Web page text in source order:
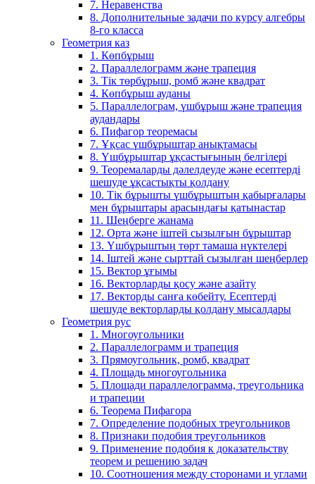
7. Неравенства
8. Дополнительные задачи по курсу алгебры
8-го класса
Геометрия каз
1. Көпбұрыш
2. Параллелограмм және трапеция
3. Тік төрбұрыш, ромб және квадрат
4. Көпбұрыш ауданы
5. Параллелограм, үшбұрыш және трапеция
аудандары
6. Пифагор теоремасы
7. Ұқсас үшбұрыштар анықтамасы
8. Үшбұрыштар ұқсастығының белгілері
9. Теоремаларды дәлелдеуде және есептерді
шешуде ұқсастықты қолдану
10. Тік бұрышты үшбұрыштың қабырғалары
мен бұрыштары арасындағы қатынастар
11. Шеңберге жанама
12. Орта және іштей сызылғын бұрыштар
13. Үшбұрыштың төрт тамаша нүктелері
14. Іштей және сырттай сызылған шеңберлер
15. Вектор ұғымы
16. Векторларды қосу және азайту
17. Векторды санға көбейту. Есептерді
шешуде векторларды қолдану мысалдары
Геометрия рус
1. Многоугольники
2. Параллелограмм и трапеция
3. Прямоугольник, ромб, квадрат
4. Площадь многоугольника
5. Площади параллелограмма, треугольника
и трапеции
6. Теорема Пифагора
7. Определение подобных треугольников
8. Признаки подобия треугольников
9. Применение подобия к доказательству
теорем и решению задач
10. Соотношения между сторонами и углами